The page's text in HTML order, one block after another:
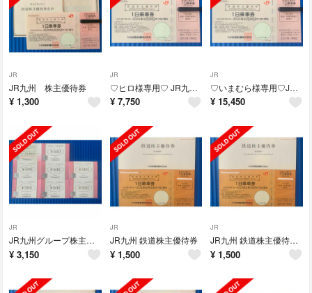
JR
JR九州 株主優待券
¥ 1,300
JR
♡ヒロ様専用♡ JR九州 鉄道株主優待券
¥ 7,750
JR
♡いまむら様専用♡JR九州 鉄道株主優待券
¥ 15,450
JR
JR九州グループ株主優待優待券
¥ 3,150
JR
JR九州 鉄道株主優待券
¥ 1,500
JR
JR九州 鉄道株主優待券 1枚より
¥ 1,500